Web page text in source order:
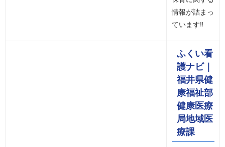
情報が詰まっ
ています‼
ふくい看
護ナビ｜
福井県健
康福祉部
健康医療
局地域医
療課